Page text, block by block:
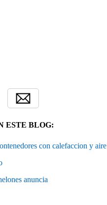
ESTE BLOG:
con calefaccion y
anuncia